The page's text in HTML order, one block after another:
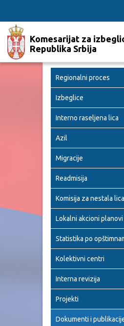
Komesarijat za
Republika Srbija
Regionalni proces
Izbeglice
Interno raseljena lica
Azil
Migracije
Readmisija
Komisija za nestala lica
Lokalni akcioni planovi
Statistika po
Kolektivni centri
Interna revizija
Projekti
Dokumenti i